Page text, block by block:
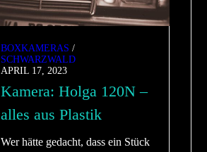
BOXKAMERAS /
SCHWARZWALD
APRIL 17, 2023
Kamera: Holga 120N –
alles aus Plastik
Wer hätte gedacht, dass ein Stück